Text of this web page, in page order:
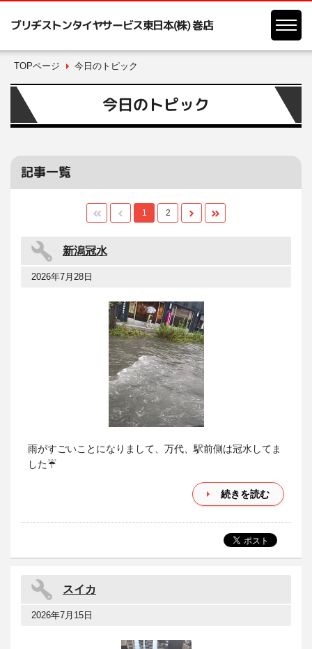
ブリヂストンタイヤサービス東日本(株) 巻店
TOPページ 今日のトピック
今日のトピック
記事一覧
1 2
新潟冠水
2026年7月28日
雨がすごいことになりまして、万代、駅前側は冠水してま
した☔
続きを読む
スイカ
2026年7月15日